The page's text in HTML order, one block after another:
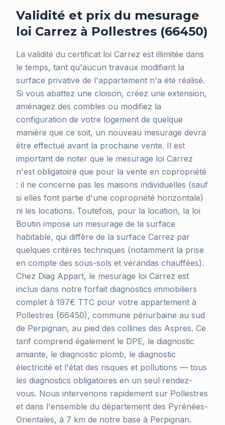
Validité et prix du mesurage
loi Carrez à Pollestres (66450)
La validité du certificat loi Carrez est illimitée dans
le temps, tant qu'aucun travaux modifiant la
surface privative de l'appartement n'a été réalisé.
Si vous abattez une cloison, créez une extension,
aménagez des combles ou modifiez la
configuration de votre logement de quelque
manière que ce soit, un nouveau mesurage devra
être effectué avant la prochaine vente. Il est
important de noter que le mesurage loi Carrez
n'est obligatoire que pour la vente en copropriété
: il ne concerne pas les maisons individuelles (sauf
si elles font partie d'une copropriété horizontale)
ni les locations. Toutefois, pour la location, la loi
Boutin impose un mesurage de la surface
habitable, qui diffère de la surface Carrez par
quelques critères techniques (notamment la prise
en compte des sous-sols et vérandas chauffées).
Chez Diag Appart, le mesurage loi Carrez est
inclus dans notre forfait diagnostics immobiliers
complet à 197€ TTC pour votre appartement à
Pollestres (66450), commune périurbaine au sud
de Perpignan, au pied des collines des Aspres. Ce
tarif comprend également le DPE, le diagnostic
amiante, le diagnostic plomb, le diagnostic
électricité et l'état des risques et pollutions — tous
les diagnostics obligatoires en un seul rendez-
vous. Nous intervenons rapidement sur Pollestres
et dans l'ensemble du département des Pyrénées-
Orientales, à 7 km de notre base à Perpignan.